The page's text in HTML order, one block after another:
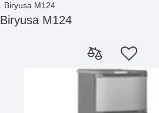
Biryusa M124
Biryusa M124